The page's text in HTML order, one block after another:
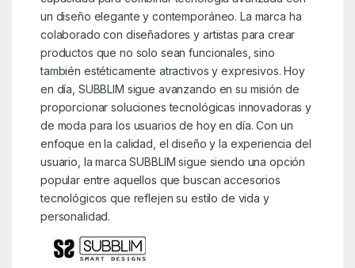
un diseño elegante y contemporáneo. La marca ha
colaborado con diseñadores y artistas para crear
productos que no solo sean funcionales, sino
también estéticamente atractivos y expresivos. Hoy
en día, SUBBLIM sigue avanzando en su misión de
proporcionar soluciones tecnológicas innovadoras y
de moda para los usuarios de hoy en día. Con un
enfoque en la calidad, el diseño y la experiencia del
usuario, la marca SUBBLIM sigue siendo una opción
popular entre aquellos que buscan accesorios
tecnológicos que reflejen su estilo de vida y
personalidad.